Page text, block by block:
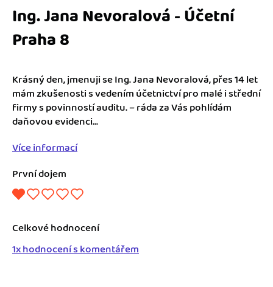
Hlídání cashflow
Spolupráce s účetní
Propojení na další systémy
Spřátelené účetní
Katalog doplňků
Nápověda
Jak začít podnikat
Jak se vyznat ve fakturaci
Blog
mini akademie
Šablony faktur
Šablona pro plátce DPH
Šablona pro neplátce DPH
Registrovat ZDARMA
Ing. Jana Nevoralová - Účetní
Praha 8
Krásný den, jmenuji se Ing. Jana Nevoralová, přes 14 let
mám zkušenosti s vedením účetnictví pro malé i střední
firmy s povinností auditu. – ráda za Vás pohlídám
daňovou evidenci...
Více informací
První dojem
Celkové hodnocení
1x hodnocení s komentářem